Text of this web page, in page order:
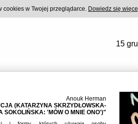
15
Anouk Herman
(KATARZYNA SKRZYDŁOWSKA-
SOKOLIŃSKA: 'MÓW O MNIE ONO')"
cookies w Twojej przeglądarce. Dowiedz się